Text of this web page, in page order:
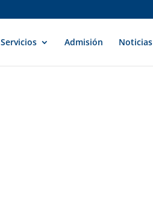
Servicios Admisión Noticias